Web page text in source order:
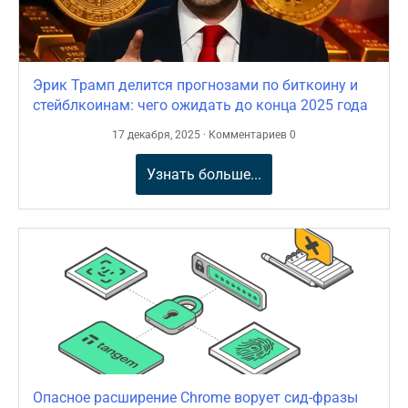
Эрик Трамп делится прогнозами по биткоину и
стейблкоинам: чего ожидать до конца 2025 года
17 декабря, 2025 · Комментариев 0
Узнать больше...
Опасное расширение Chrome ворует сид-фразы